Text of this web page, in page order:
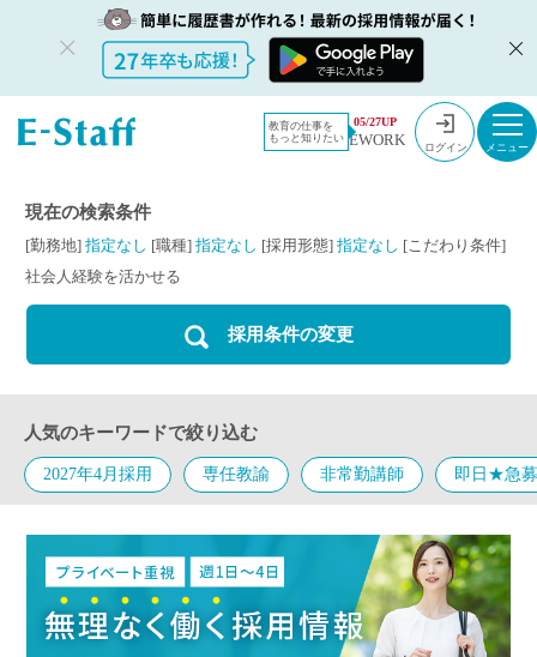
教育の仕事を
もっと知りたい
05/27UP
EWORK ログイン
教員採用情
報のイー・
TOP
社会人経験
を活かせる
現在の検索条件
[勤務地] 指定なし [職種] 指定なし [採用形態] 指定なし [こだわり条件]
社会人経験を活かせる
採用条件の変更
人気のキーワードで絞り込む
2027年4月採用 専任教諭 非常勤講師 即日★急